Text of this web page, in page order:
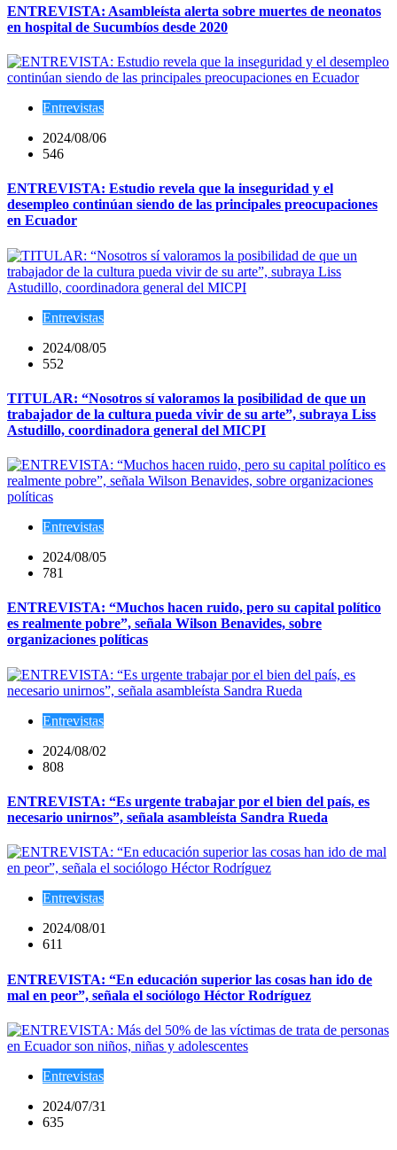
ENTREVISTA: Asambleísta alerta sobre muertes de neonatos
en hospital de Sucumbíos desde 2020
Entrevistas
2024/08/06
546
ENTREVISTA: Estudio revela que la inseguridad y el
desempleo continúan siendo de las principales preocupaciones
en Ecuador
Entrevistas
2024/08/05
552
TITULAR: “Nosotros sí valoramos la posibilidad de que un
trabajador de la cultura pueda vivir de su arte”, subraya Liss
Astudillo, coordinadora general del MICPI
Entrevistas
2024/08/05
781
ENTREVISTA: “Muchos hacen ruido, pero su capital político
es realmente pobre”, señala Wilson Benavides, sobre
organizaciones políticas
Entrevistas
2024/08/02
808
ENTREVISTA: “Es urgente trabajar por el bien del país, es
necesario unirnos”, señala asambleísta Sandra Rueda
Entrevistas
2024/08/01
611
ENTREVISTA: “En educación superior las cosas han ido de
mal en peor”, señala el sociólogo Héctor Rodríguez
Entrevistas
2024/07/31
635